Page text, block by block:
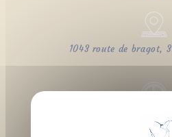
1043 route de bragot,
Lundi - Samedi :